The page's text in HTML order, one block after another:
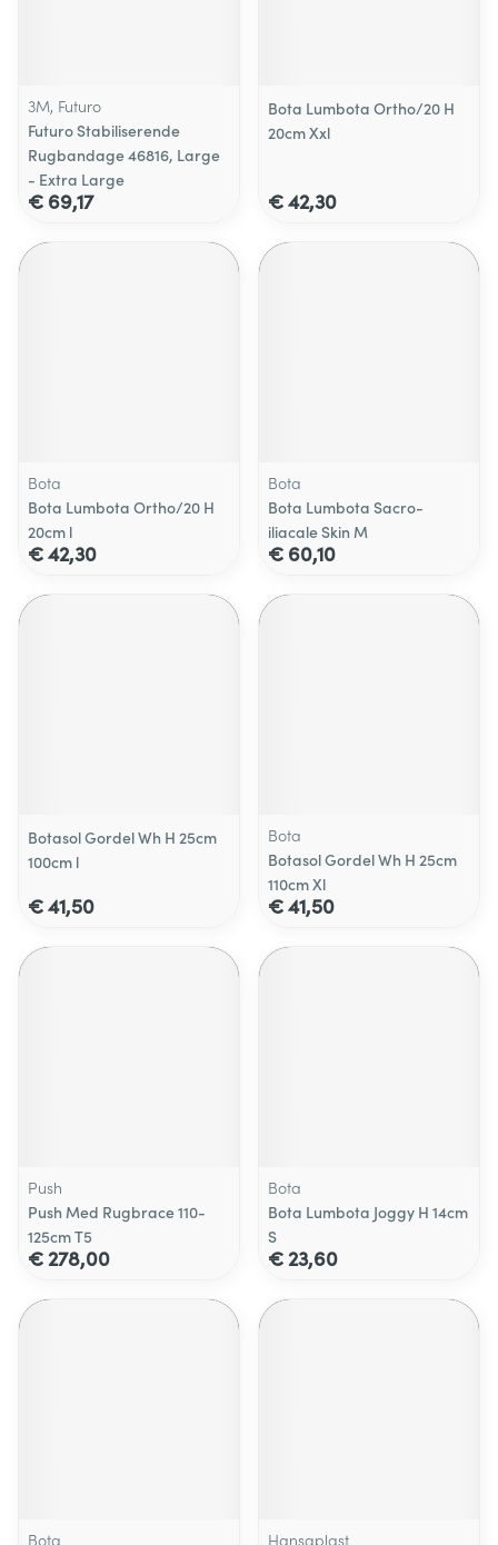
3M, Futuro
Futuro Stabiliserende
Rugbandage 46816, Large
- Extra Large
€ 69,17
Bota Lumbota Ortho/20 H
20cm Xxl
€ 42,30
Bota
Bota Lumbota Ortho/20 H
20cm l
€ 42,30
Bota
Bota Lumbota Sacro-
iliacale Skin M
€ 60,10
Botasol Gordel Wh H 25cm
100cm l
€ 41,50
Bota
Botasol Gordel Wh H 25cm
110cm Xl
€ 41,50
Push
Push Med Rugbrace 110-
125cm T5
€ 278,00
Bota
Bota Lumbota Joggy H 14cm
S
€ 23,60
Bota Hansaplast